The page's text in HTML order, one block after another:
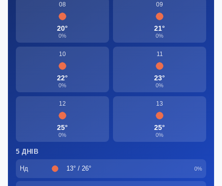
08
20°
0%
09
21°
0%
10
22°
0%
11
23°
0%
12
25°
0%
13
25°
0%
5 ДНІВ
Нд 13° / 26° 0%